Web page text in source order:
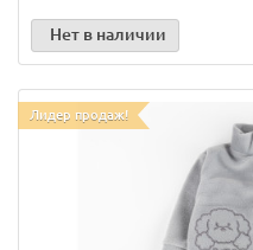
Нет в наличии
Лидер продаж!